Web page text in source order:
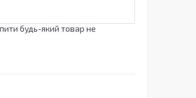
будь-який товар не